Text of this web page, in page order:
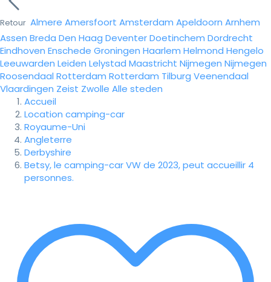
Retour Almere Amersfoort Amsterdam Apeldoorn Arnhem
Assen Breda Den Haag DeventerDoetinchem Dordrecht
Eindhoven Enschede Groningen Haarlem Helmond Hengelo
Leeuwarden Leiden Lelystad Maastricht Nijmegen Nijmegen
Roosendaal Rotterdam Rotterdam Tilburg Veenendaal
Vlaardingen Zeist Zwolle Alle steden
Accueil
Location camping-car
Royaume-Uni
Angleterre
Derbyshire
Betsy, le camping-car VW de 2023, peut accueillir 4
personnes.